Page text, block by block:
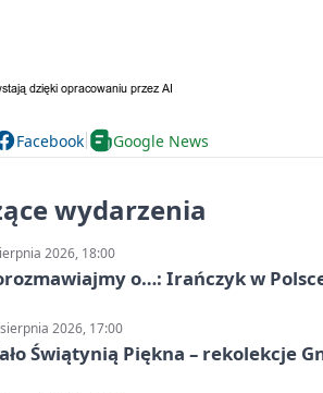
Facebook Google News
wydarzenia
2026, 18:00
o…: Irańczyk w
2026, 17:00
Świątynią Piękna – rekolekcje